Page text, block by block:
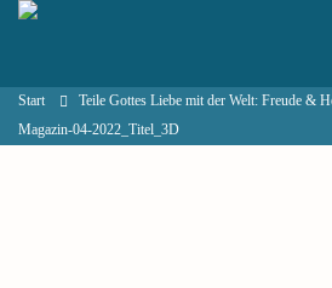
Start
Teile Gottes Liebe mit der Welt: Freude &
Magazin-04-2022_Titel_3D